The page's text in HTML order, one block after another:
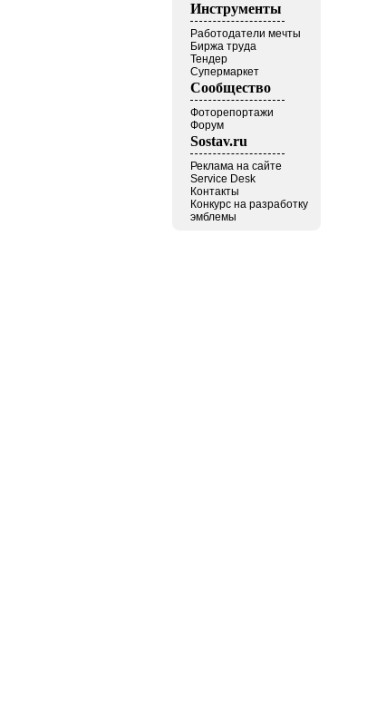
Инструменты
Работодатели мечты
Биржа труда
Тендер
Супермаркет
Сообщество
Фоторепортажи
Форум
Sostav.ru
Реклама на сайте
Service Desk
Контакты
Конкурс на разработку
эмблемы